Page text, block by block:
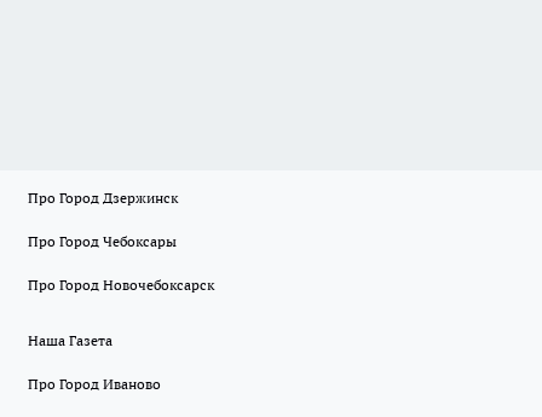
Про Город Дзержинск
Про Город Чебоксары
Про Город Новочебоксарск
Наша Газета
Про Город Иваново